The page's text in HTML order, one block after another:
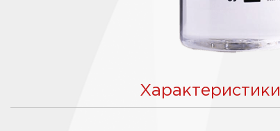
Характеристики